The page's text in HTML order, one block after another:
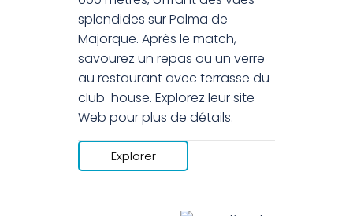
splendides sur Palma de
Majorque. Après le match,
savourez un repas ou un verre
au restaurant avec terrasse du
club-house. Explorez leur site
Web pour plus de détails.
Explorer